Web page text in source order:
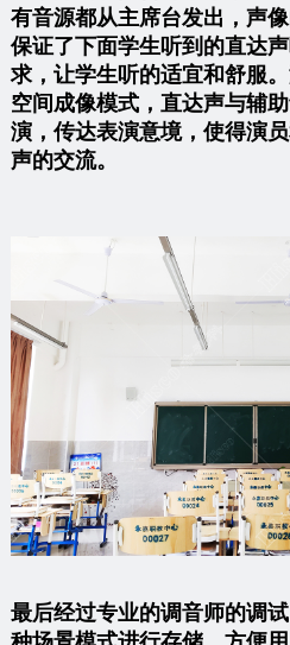
有音源都从主席台发出，声
保证了下面学生听到的直达
求，让学生听的适宜和舒服
空间成像模式，直达声与辅
演，传达表演意境，使得演
声的交流。
最后经过专业的调音师的调